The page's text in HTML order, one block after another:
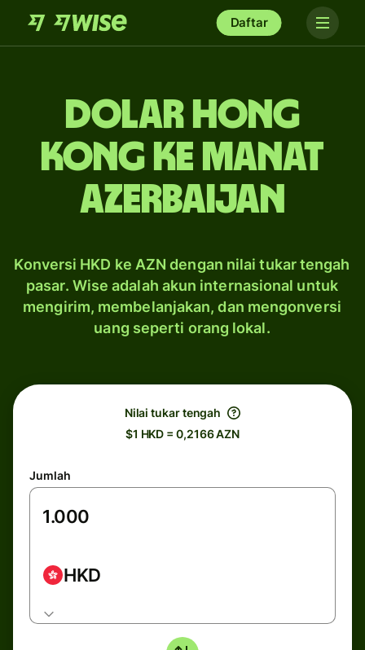
Daftar
dolar Hong
Kong ke manat
Azerbaijan
Konversi HKD ke AZN dengan nilai tukar tengah
pasar. Wise adalah akun internasional untuk
mengirim, membelanjakan, dan mengonversi
uang seperti orang lokal.
Nilai tukar tengah
$1 HKD = 0,2166 AZN
Jumlah
HKD